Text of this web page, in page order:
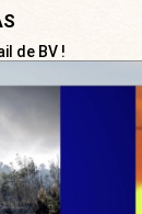
de BV !